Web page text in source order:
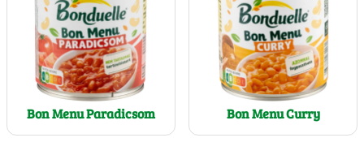
Bon Menu Paradicsom Bon Menu Curry